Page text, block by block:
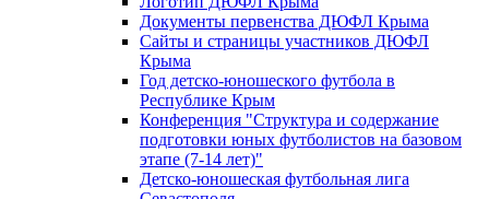
Документы первенства ДЮФЛ Крыма
Сайты и страницы участников ДЮФЛ
Крыма
Год детско-юношеского футбола в
Республике Крым
Конференция "Структура и содержание
подготовки юных футболистов на базовом
этапе (7-14 лет)"
Детско-юношеская футбольная лига